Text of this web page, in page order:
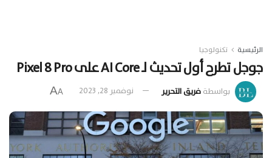
الرئيسية تكنولوجيا
جوجل تطرح أول تحديث لـ AI Core على Pixel 8 Pro
بواسطةفريق التحرير نوفمبر 28, 2023 A
A